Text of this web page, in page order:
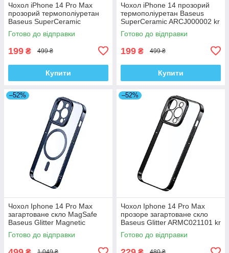
Чохол iPhone 14 Pro Max
прозорий термополіуретан
Baseus SuperCeramic
ARCJ010102 kr
Готово до відправки
199 ₴ 499 ₴
Купити
Чохол iPhone 14 прозорий
термополіуретан Baseus
SuperCeramic ARCJ000002 kr
Готово до відправки
199 ₴ 499 ₴
Купити
–52%
Чохол Iphone 14 Pro Max
загартоване скло MagSafe
Baseus Glitter Magnetic
ARMC010703 kr
Готово до відправки
–52%
Чохол Iphone 14 Pro Max
прозоре загартоване скло
Baseus Glitter ARMC021101 kr
Готово до відправки